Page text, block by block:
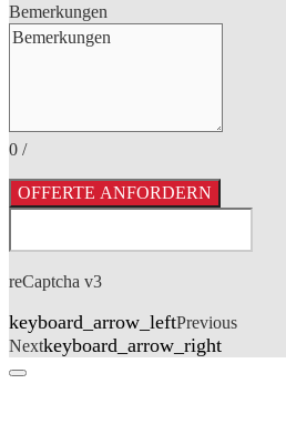
Bemerkungen
0 /
OFFERTE ANFORDERN
reCaptcha v3
keyboard_arrow_leftPrevious
Nextkeyboard_arrow_right